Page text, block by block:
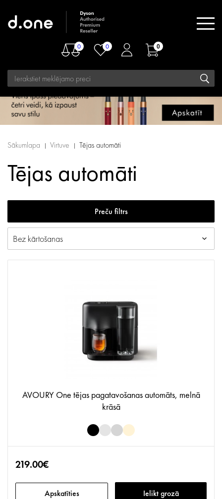
0 0 0
Sākumlapa Virtuve Tējas automāti
Tējas automāti
Preču filtrs
AVOURY One tējas pagatavošanas automāts, melnā
krāsā
219.00€
Apskatīties Ielikt grozā